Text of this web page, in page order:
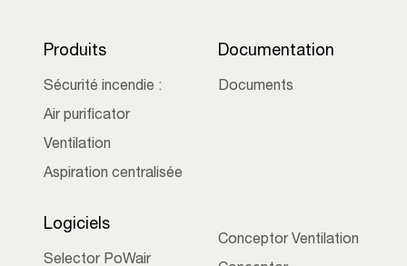
Produits
Sécurité incendie :
Air purificator
Ventilation
Aspiration centralisée
Documentation
Documents
Logiciels
Selector PoWair
Conceptor Ventilation